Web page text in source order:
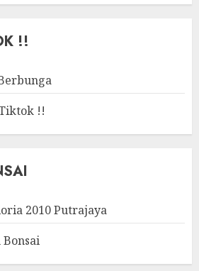
!!
!!
2010 Putrajaya